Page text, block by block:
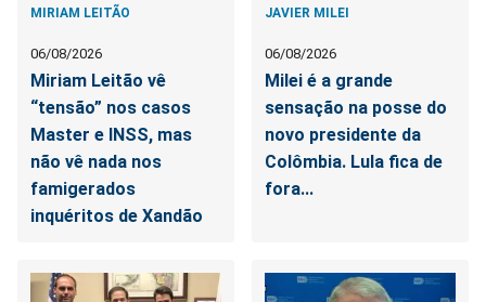
MIRIAM LEITÃO
06/08/2026
Miriam Leitão vê
“tensão” nos casos
Master e INSS, mas
não vê nada nos
famigerados
inquéritos de Xandão
JAVIER MILEI
06/08/2026
Milei é a grande
sensação na posse do
novo presidente da
Colômbia. Lula fica de
fora...